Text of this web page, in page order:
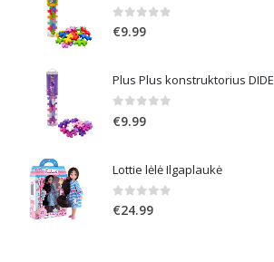
0 out of 5
€9.99
0 out of 5
€9.99
Lottie lėlė Ilgaplaukė
0out of 5
€24.99